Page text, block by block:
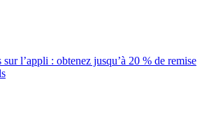
l’appli : obtenez jusqu’à 20 % de remise